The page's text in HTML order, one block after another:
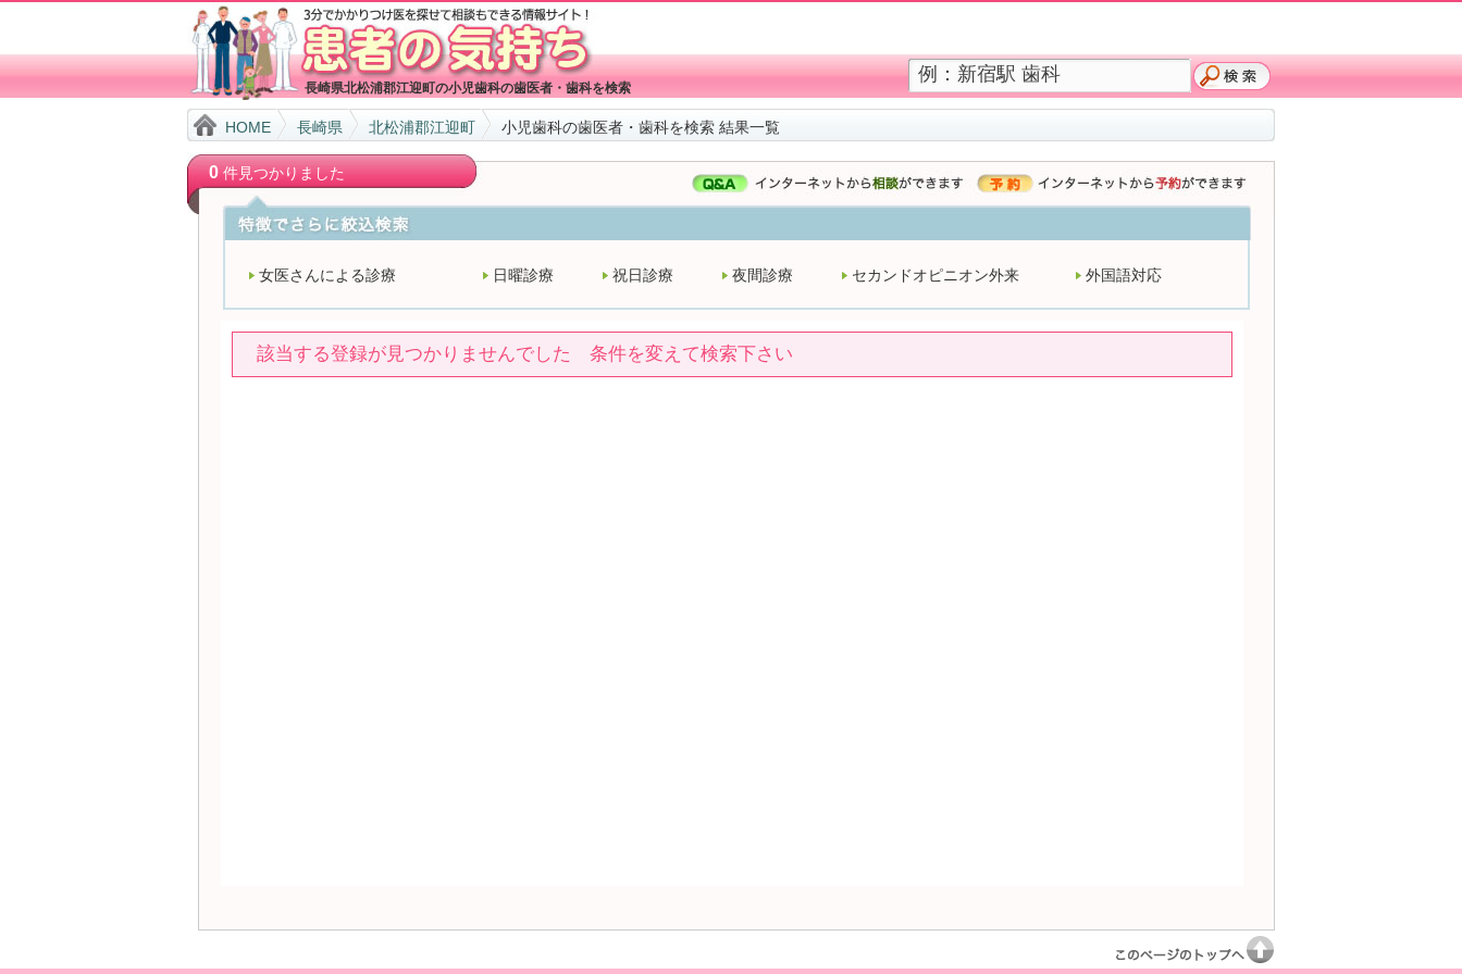
長崎県北松浦郡江迎町の小児歯科の歯医者・歯科を検索
HOME 長崎県 北松浦郡江迎町 小児歯科の歯医者・歯科を検索 結果一覧
0件見つかりました
女医さんによる診療 日曜診療 祝日診療 夜間診療 セカンドオピニオン外来 外国語対応
該当する登録が見つかりませんでした 条件を変えて検索下さい